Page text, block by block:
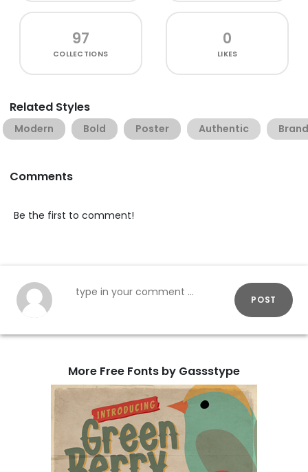
97
COLLECTIONS
0
LIKES
Related Styles
Modern Bold Poster Authentic
Comments
Be the first to comment!
POST
More Free Fonts by Gassstype